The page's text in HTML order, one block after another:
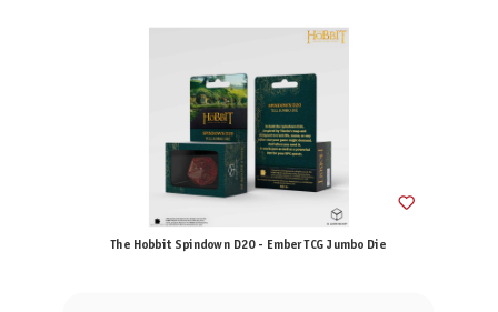
The Hobbit Spindown D20 - Ember TCG Jumbo Die